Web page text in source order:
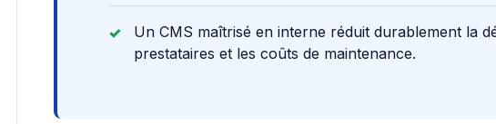
Un CMS maîtrisé en interne réduit durablement la
prestataires et les coûts de maintenance.